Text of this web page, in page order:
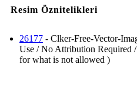
Resim Öznitelikleri
26177 - Clker-Free-Vector-
Use / No Attribution Required
for what is not allowed )